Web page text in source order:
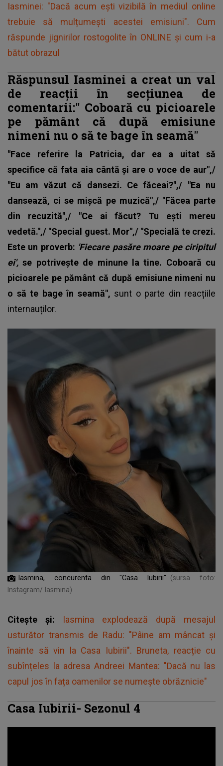
Iasminei: "Dacă acum ești vizibilă în mediul online
trebuie să mulțumești acestei emisiuni". Cum
răspunde jignirilor rostogolite în ONLINE și cum i-a
bătut obrazul
Răspunsul Iasminei a creat un val
de reacții în secțiunea de
comentarii:" Coboară cu picioarele
pe pământ că după emisiune
nimeni nu o să te bage în seamă"
"Face referire la Patricia, dar ea a uitat să
specifice că fata aia cântă și are o voce de aur",/
"Eu am văzut că dansezi. Ce făceai?",/ "Ea nu
dansează, ci se mișcă pe muzică",/ "Făcea parte
din recuzită",/ "Ce ai făcut? Tu ești mereu
vedetă.",/ "Special guest. Mor",/ "Specială te crezi.
Este un proverb: 'Fiecare pasăre moare pe ciripitul
ei',se potrivește de minune la tine. Coboară cu
picioarele pe pământ că după emisiune nimeni nu
o să te bage în seamă", sunt o parte din reacțiile
internauților.
Iasmina, concurenta din "Casa Iubirii"
(sursa foto:
Instagram/ Iasmina)
Citește și: Iasmina explodează după mesajul
usturător transmis de Radu: "Pâine am mâncat și
înainte să vin la Casa Iubirii". Bruneta, reacție cu
subînțeles la adresa Andreei Mantea: "Dacă nu las
capul jos în fața oamenilor se numește obrăznicie"
Casa Iubirii- Sezonul 4